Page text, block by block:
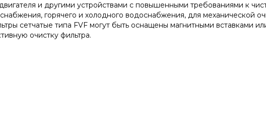
и другими устройствами с повышенными требованиями к
горячего и холодного водоснабжения, для механической
сетчатые типа FVF могут быть оснащены магнитными вставками
очистку фильтра.